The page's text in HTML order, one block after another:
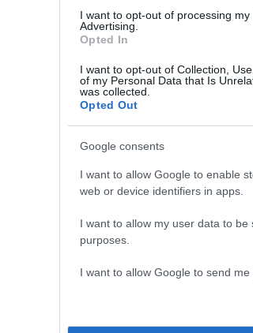
I want to opt-out of processing
Advertising.
Opted In
I want to opt-out of Collection,
of my Personal Data that Is
was collected.
Opted Out
Google consents
I want to allow Google to enable
web or device identifiers in apps.
I want to allow my user data to
purposes.
I want to allow Google to send me
Σχόλια